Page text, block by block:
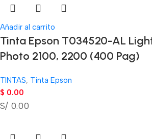
Añadir al carrito
Tinta Epson T034520-AL
Photo 2100, 2200 (400 Pag)
TINTAS, Tinta Epson
$ 0.00
S/ 0.00